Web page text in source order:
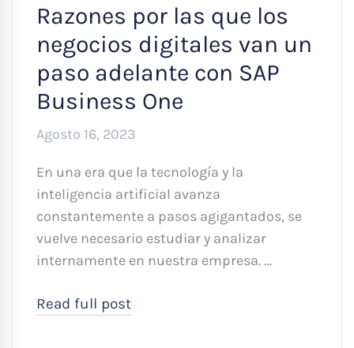
Razones por las que los
negocios digitales van un
paso adelante con SAP
Business One
Agosto 16, 2023
En una era que la tecnología y la
inteligencia artificial avanza
constantemente a pasos agigantados, se
vuelve necesario estudiar y analizar
internamente en nuestra empresa. …
Read full post